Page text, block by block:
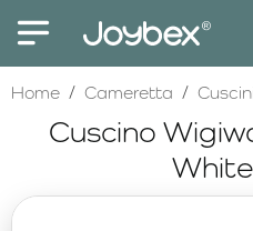
Cuscino
HomehomeCameretta Cuscini